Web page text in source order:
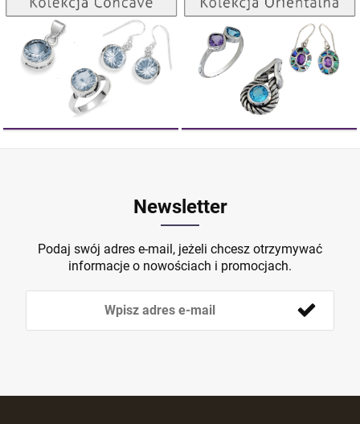
ZOBACZ ZOBACZ
Newsletter
Podaj swój adres e-mail, jeżeli chcesz otrzymywać
informacje o nowościach i promocjach.